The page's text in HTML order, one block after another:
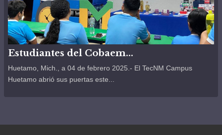
Estudiantes del Cobaem...
Huetamo, Mich., a 04 de febrero 2025.- El TecNM Campus
Huetamo abrió sus puertas este...